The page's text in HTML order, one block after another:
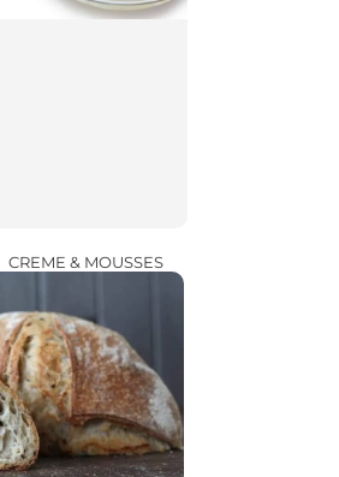
CREME & MOUSSES